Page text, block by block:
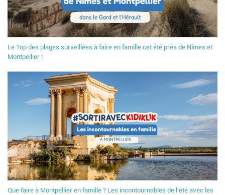
Le Top des plages surveillées à faire en famille cet été près de Nîmes et
Montpellier !
Que faire à Montpellier en famille ? Les incontournables de l'été avec les